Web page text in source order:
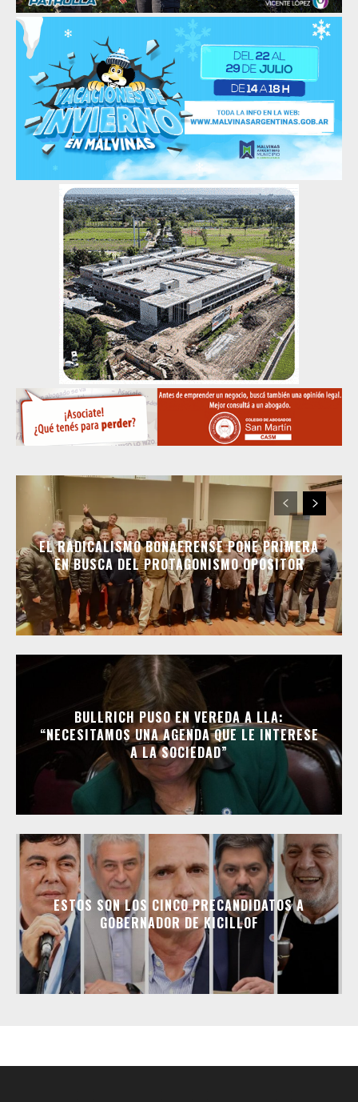
EL RADICALISMO BONAERENSE PONE PRIMERA
EN BUSCA DEL PROTAGONISMO OPOSITOR
BULLRICH PUSO EN VEREDA A LLA:
“NECESITAMOS UNA AGENDA QUE LE INTERESE
A LA SOCIEDAD”
ESTOS SON LOS CINCO PRECANDIDATOS A
GOBERNADOR DE KICILLOF